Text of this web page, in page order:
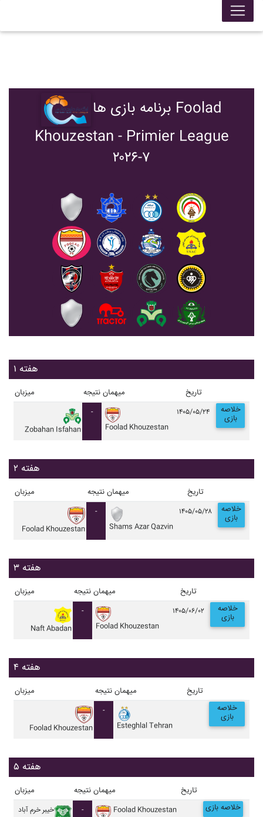
برنامه بازی ها Foolad
Khouzestan - Primier League
۲۰۲۶-۷
هفته ۱
میزبان نتیجه میهمان تاریخ
Zobahan Isfahan
-
Foolad Khouzestan
۱۴۰۵/۰۵/۲۴ خلاصه
بازی
هفته ۲
میزبان نتیجه میهمان تاریخ
Foolad Khouzestan
-
Shams Azar Qazvin
۱۴۰۵/۰۵/۲۸ خلاصه
بازی
هفته ۳
میزبان نتیجه میهمان تاریخ
Naft Abadan
-
Foolad Khouzestan
۱۴۰۵/۰۶/۰۲ خلاصه
بازی
هفته ۴
میزبان نتیجه میهمان تاریخ
Foolad Khouzestan
-
Esteghlal Tehran
خلاصه
بازی
هفته ۵
میزبان نتیجه میهمان تاریخ
خيبر خرم آباد - Foolad Khouzestan خلاصه بازی